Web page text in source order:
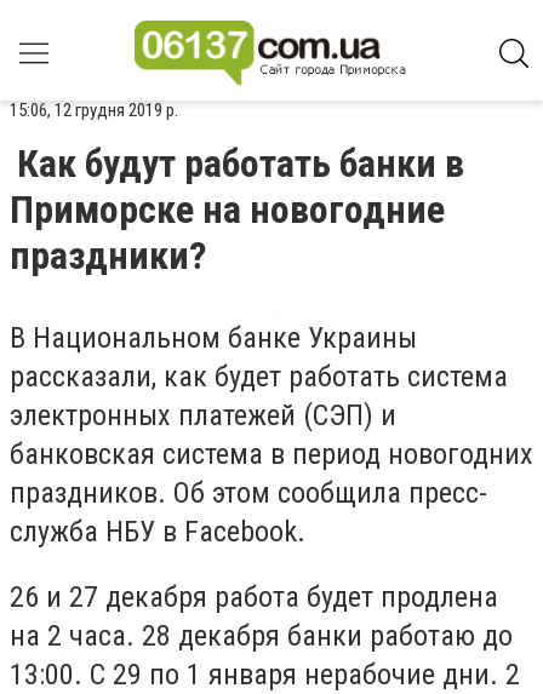
15:06, 12 грудня 2019 р.
Как будут работать банки в
Приморске на новогодние
праздники?
В Национальном банке Украины
рассказали, как будет работать система
электронных платежей (СЭП) и
банковская система в период новогодних
праздников. Об этом сообщила пресс-
служба НБУ в Facebook.
26 и 27 декабря работа будет продлена
на 2 часа. 28 декабря банки работаю до
13:00. С 29 по 1 января нерабочие дни. 2